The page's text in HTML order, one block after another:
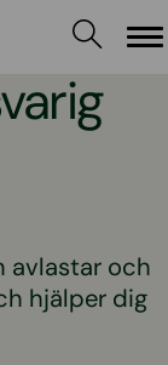
avlastar och
hjälper dig